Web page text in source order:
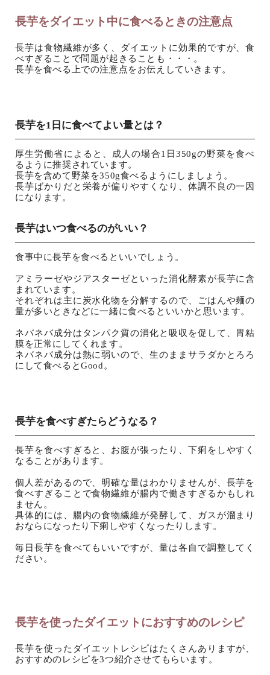
長芋をダイエット中に食べるときの注意点
長芋は食物繊維が多く、ダイエットに効果的ですが、食
べすぎることで問題が起きることも・・・。
長芋を食べる上での注意点をお伝えしていきます。
長芋を1日に食べてよい量とは？
厚生労働省によると、成人の場合1日350gの野菜を食べ
るように推奨されています。
長芋を含めて野菜を350g食べるようにしましょう。
長芋ばかりだと栄養が偏りやすくなり、体調不良の一因
になります。
長芋はいつ食べるのがいい？
食事中に長芋を食べるといいでしょう。
アミラーゼやジアスターゼといった消化酵素が長芋に含
まれています。
それぞれは主に炭水化物を分解するので、ごはんや麺の
量が多いときなどに一緒に食べるといいかと思います。
ネバネバ成分はタンパク質の消化と吸収を促して、胃粘
膜を正常にしてくれます。
ネバネバ成分は熱に弱いので、生のままサラダかとろろ
にして食べるとGood。
長芋を食べすぎたらどうなる？
長芋を食べすぎると、お腹が張ったり、下痢をしやすく
なることがあります。
個人差があるので、明確な量はわかりませんが、長芋を
食べすぎることで食物繊維が腸内で働きすぎるかもしれ
ません。
具体的には、腸内の食物繊維が発酵して、ガスが溜まり
おならになったり下痢しやすくなったりします。
毎日長芋を食べてもいいですが、量は各自で調整してく
ださい。
長芋を使ったダイエットにおすすめのレシピ
長芋を使ったダイエットレシピはたくさんありますが、
おすすめのレシピを3つ紹介させてもらいます。